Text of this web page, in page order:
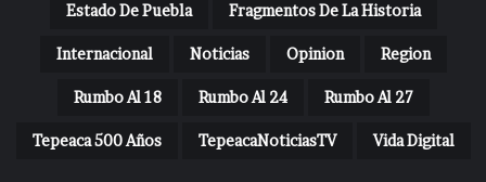
Estado De Puebla Fragmentos De La Historia
Internacional Noticias Opinion Region
Rumbo Al 18 Rumbo Al 24 Rumbo Al 27
Tepeaca 500 Años TepeacaNoticiasTV Vida Digital